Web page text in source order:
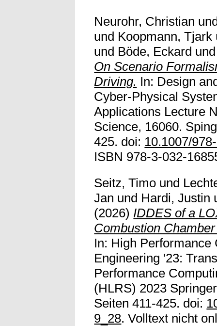
Neurohr, Christian
und Koopmann, Tjark
und Böde, Eckard
On Scenario
Driving. In: Design
Cyber-Physical
Applications Lecture
Science, 16060.
425. doi: 10.1007/
ISBN 978-3-032-
Seitz, Timo und
Jan und Hardi, Justin
(2026) IDDES of a
Combustion
In: High Performance
Engineering '23:
Performance
(HLRS) 2023
Seiten 411-425. doi:
9_28. Volltext nicht